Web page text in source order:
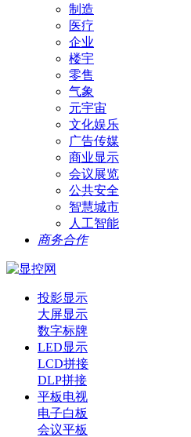
制造
医疗
企业
楼宇
零售
气象
元宇宙
文化娱乐
广告传媒
商业显示
会议展览
公共安全
智慧城市
人工智能
商务合作
投影显示
大屏显示
数字标牌
LED显示
LCD拼接
DLP拼接
平板电视
电子白板
会议平板